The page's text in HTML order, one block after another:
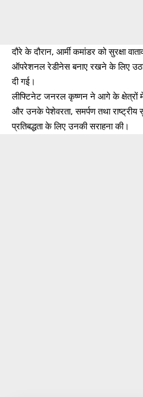
दौरे के दौरान, आर्मी कमांडर को सुरक्षा
ऑपरेशनल रेडीनेस बनाए रखने के लिए
दी गई।
लीफ्टिनेट जनरल कृष्णन ने आगे के क्षेत्रों
और उनके पेशेवरता, समर्पण तथा राष्ट्रीय
प्रतिबद्धता के लिए उनकी सराहना की।